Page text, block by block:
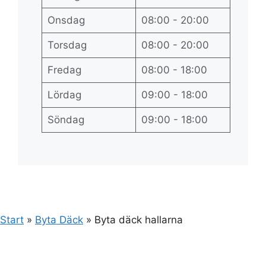
Onsdag 08:00 - 20:00
Torsdag 08:00 - 20:00
Fredag 08:00 - 18:00
Lördag 09:00 - 18:00
Söndag 09:00 - 18:00
Start » Byta Däck » Byta däck hallarna